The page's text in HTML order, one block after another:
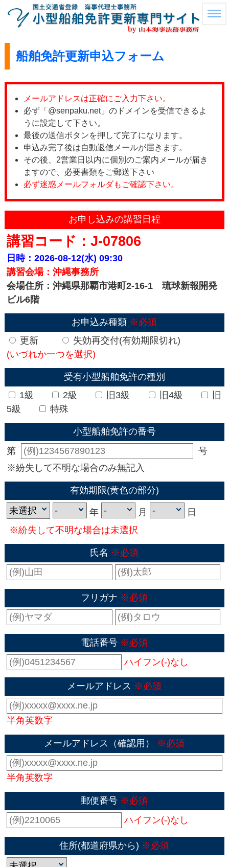
船舶免許更新申込フォーム
メールアドレスは正確にご入力下さい。
必ず「@senpaku.net」のドメインを受信できるよ
うに設定して下さい。
最後の送信ボタンを押して完了になります。
申込み完了後は自動返信メールが届きます。
その後、2営業日以内に個別のご案内メールが届き
ますので、必要書類をご郵送下さい
必ず迷惑メールフォルダもご確認下さい。
お申し込みの講習日程
講習コード：J-07806
日時：2026-08-12(水) 09:30
講習会場：沖縄事務所
会場住所：沖縄県那覇市港町2-16-1 琉球新報開発
ビル6階
お申込み種類 ※必須
更新
失効再交付(有効期限切れ)
(いづれか一つを選択)
受有小型船舶免許の種別
1級
2級 旧3級 旧4級
旧
5級
特殊
小型船舶免許の番号
第
号
※紛失して不明な場合のみ無記入
有効期限(黄色の部分)
年 月
日
※紛失して不明な場合は未選択
氏名 ※必須
フリガナ ※必須
電話番号 ※必須
ハイフン(-)なし
メールアドレス ※必須
半角英数字
メールアドレス（確認用） ※必須
半角英数字
郵便番号 ※必須
ハイフン(-)なし
住所(都道府県から) ※必須